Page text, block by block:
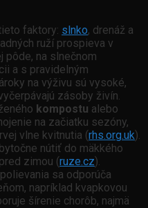
faktory: slnko, drenáž a
ruží prospieva v
pôde, na slnečnom
a s pravidelným
na výživu sú vysoké,
zásoby živín.
kompostu alebo
na začiatku sezóny,
vlne kvitnutia (rhs.org.uk).
nútiť do mäkkého
zimou (ruze.cz).
sa odporúča
napríklad kvapkovou
šírenie chorôb, najmä